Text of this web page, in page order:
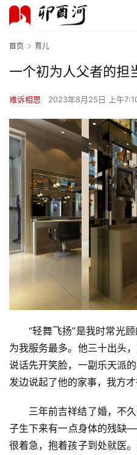
首页 育儿
一个初为人父者的担
难诉相思 2023年8月25日 上午
“轻舞飞扬”是我时常光
为我服务最多。他三十出头
说话先开笑脸，一副乐天派
发边说起了他的家事，我方才
三年前吉祥结了婚，不
子生下来有一点身体的残缺
很着急，抱着孩子到处就医